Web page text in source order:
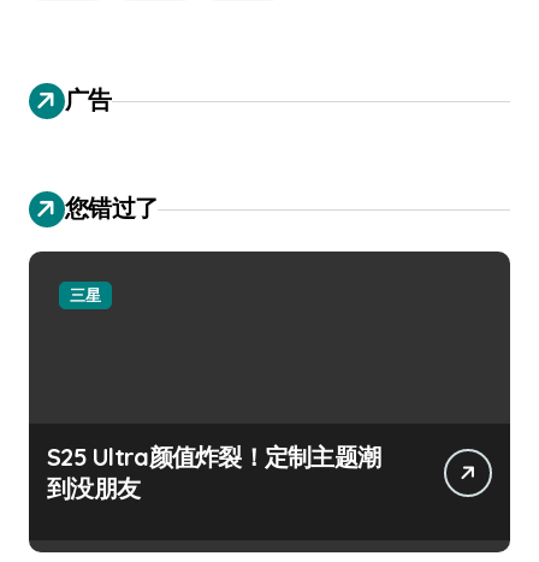
广告
您错过了
三星
S25 Ultra颜值炸裂！定制主题潮
到没朋友